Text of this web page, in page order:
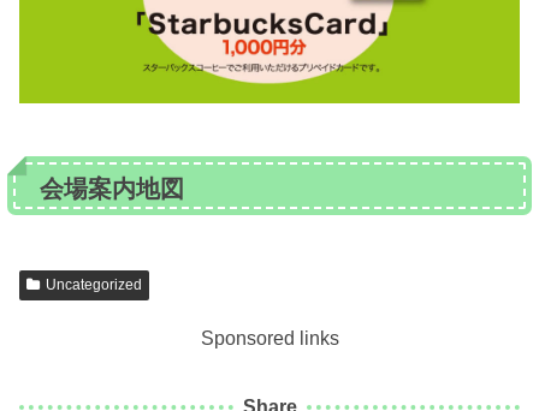
会場案内地図
Uncategorized
Sponsored links